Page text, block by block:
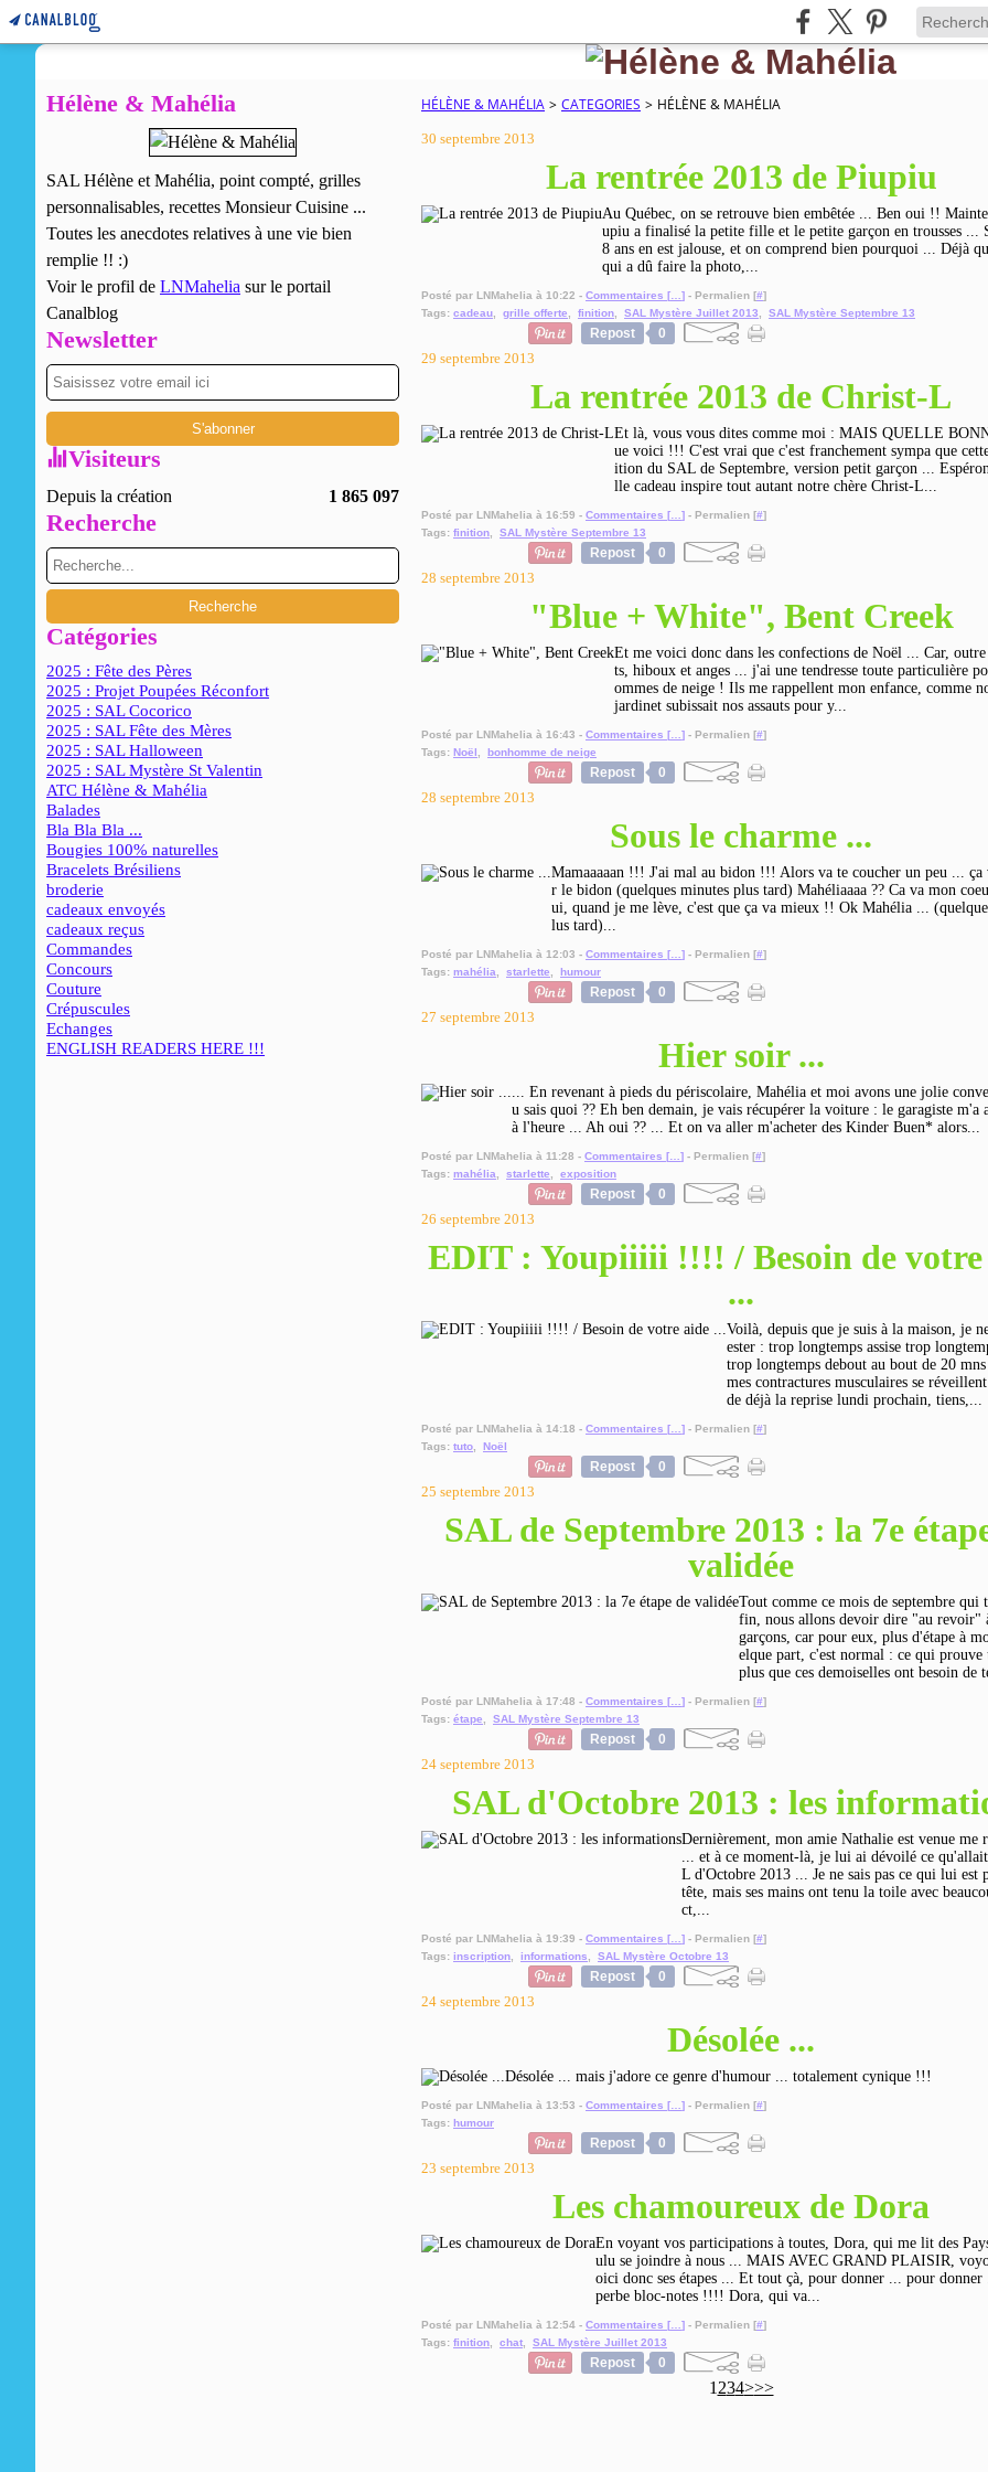
Hélène & Mahélia
SAL Hélène et Mahélia, point compté, grilles
personnalisables, recettes Monsieur Cuisine ...
Toutes les anecdotes relatives à une vie bien
remplie !! :)
Voir le profil de LNMahelia sur le portail
Canalblog
Newsletter
Visiteurs
Depuis la création 1 865 097
Recherche
Catégories
2025 : Fête des Pères
2025 : Projet Poupées Réconfort
2025 : SAL Cocorico
2025 : SAL Fête des Mères
2025 : SAL Halloween
2025 : SAL Mystère St Valentin
ATC Hélène & Mahélia
Balades
Bla Bla Bla ...
Bougies 100% naturelles
Bracelets Brésiliens
broderie
cadeaux envoyés
cadeaux reçus
Commandes
Concours
Couture
Crépuscules
Echanges
ENGLISH READERS HERE !!!
HÉLÈNE & MAHÉLIA > CATEGORIES > HÉLÈNE & MAHÉLIA
30 septembre 2013
La rentrée 2013 de Piupiu
Au Québec, on se retrouve bien embêtée ... Ben oui !!
upiu a finalisé la petite fille et le petite garçon en trousses ...
8 ans en est jalouse, et on comprend bien pourquoi ... Déjà
qui a dû faire la photo,...
Posté par LNMahelia à 10:22 - Commentaires [ ] - Permalien [#]
Tags: cadeau grille offerte finition SAL Mystère Juillet 2013 SAL Mystère Septembre 13
Repost 0
29 septembre 2013
La rentrée 2013 de Christ-L
Et là, vous vous dites comme moi : MAIS QUELLE
ue voici !!! C'est vrai que c'est franchement sympa que
ition du SAL de Septembre, version petit garçon ...
lle cadeau inspire tout autant notre chère Christ-L...
Posté par LNMahelia à 16:59 - Commentaires [ ] - Permalien [#]
Tags: finition SAL Mystère Septembre 13
Repost 0
28 septembre 2013
"Blue + White", Bent Creek
Et me voici donc dans les confections de Noël ... Car, outre
ts, hiboux et anges ... j'ai une tendresse toute particulière
ommes de neige ! Ils me rappellent mon enfance, comme
jardinet subissait nos assauts pour y...
Posté par LNMahelia à 16:43 - Commentaires [ ] - Permalien [#]
Tags: Noël bonhomme de neige
Repost 0
28 septembre 2013
Sous le charme ...
Mamaaaaan !!! J'ai mal au bidon !!! Alors va te coucher un peu ... ça
r le bidon (quelques minutes plus tard) Mahéliaaaa ?? Ca va mon
ui, quand je me lève, c'est que ça va mieux !! Ok Mahélia ...
lus tard)...
Posté par LNMahelia à 12:03 - Commentaires [ ] - Permalien [#]
Tags: mahélia starlette humour
Repost 0
27 septembre 2013
Hier soir ...
... En revenant à pieds du périscolaire, Mahélia et moi avons une jolie
u sais quoi ?? Eh ben demain, je vais récupérer la voiture : le garagiste m'a
à l'heure ... Ah oui ?? ... Et on va aller m'acheter des Kinder Buen* alors...
Posté par LNMahelia à 11:28 - Commentaires [ ] - Permalien [#]
Tags: mahélia starlette exposition
Repost 0
26 septembre 2013
EDIT : Youpiiiii !!!! / Besoin de votre
...
Voilà, depuis que je suis à la maison, je
ester : trop longtemps assise trop
trop longtemps debout au bout de 20
mes contractures musculaires se
de déjà la reprise lundi prochain, tiens,...
Posté par LNMahelia à 14:18 - Commentaires [ ] - Permalien [#]
Tags: tuto Noël
Repost 0
25 septembre 2013
SAL de Septembre 2013 : la 7e
validée
Tout comme ce mois de septembre qui
fin, nous allons devoir dire "au revoir"
garçons, car pour eux, plus d'étape à
elque part, c'est normal : ce qui prouve
plus que ces demoiselles ont besoin de
Posté par LNMahelia à 17:48 - Commentaires [ ] - Permalien [#]
Tags: étape SAL Mystère Septembre 13
Repost 0
24 septembre 2013
SAL d'Octobre 2013 : les
Dernièrement, mon amie Nathalie est venue me
... et à ce moment-là, je lui ai dévoilé ce
L d'Octobre 2013 ... Je ne sais pas ce qui lui est
tête, mais ses mains ont tenu la toile avec
ct,...
Posté par LNMahelia à 19:39 - Commentaires [ ] - Permalien [#]
Tags: inscription informations SAL Mystère Octobre 13
Repost 0
24 septembre 2013
Désolée ...
Désolée ... mais j'adore ce genre d'humour ... totalement cynique !!!
Posté par LNMahelia à 13:53 - Commentaires [ ] - Permalien [#]
Tags: humour
Repost 0
23 septembre 2013
Les chamoureux de Dora
En voyant vos participations à toutes, Dora, qui me lit des
ulu se joindre à nous ... MAIS AVEC GRAND PLAISIR,
oici donc ses étapes ... Et tout çà, pour donner ... pour donner
perbe bloc-notes !!!! Dora, qui va...
Posté par LNMahelia à 12:54 - Commentaires [ ] - Permalien [#]
Tags: finition chat SAL Mystère Juillet 2013
Repost 0
1 234>>>